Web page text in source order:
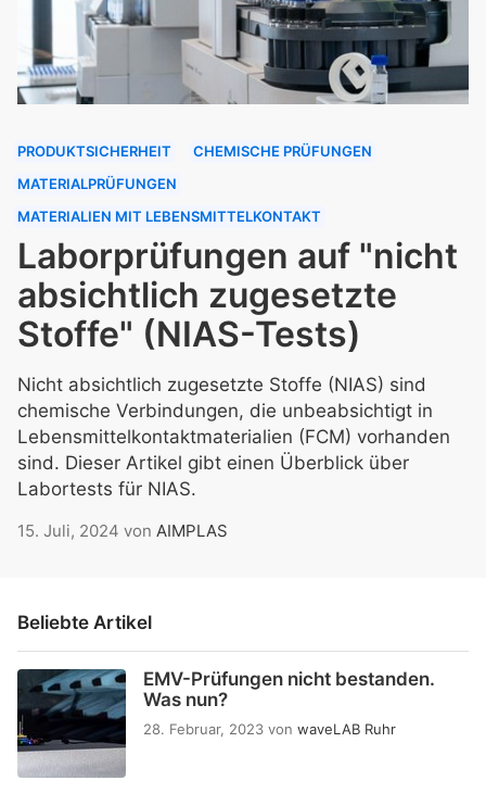
PRODUKTSICHERHEIT
CHEMISCHE PRÜFUNGEN
MATERIALPRÜFUNGEN
MATERIALIEN MIT LEBENSMITTELKONTAKT
Laborprüfungen auf "nicht
absichtlich zugesetzte
Stoffe" (NIAS-Tests)
Nicht absichtlich zugesetzte Stoffe (NIAS) sind
chemische Verbindungen, die unbeabsichtigt in
Lebensmittelkontaktmaterialien (FCM) vorhanden
sind. Dieser Artikel gibt einen Überblick über
Labortests für NIAS.
15. Juli, 2024 von AIMPLAS
Beliebte Artikel
EMV-Prüfungen nicht bestanden.
Was nun?
28. Februar, 2023 von waveLAB Ruhr